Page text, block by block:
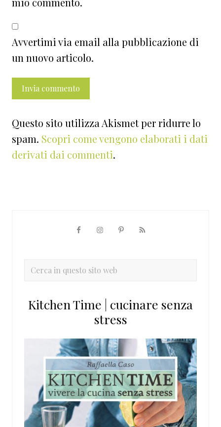
Avvertimi via email alla pubblicazione di
un nuovo articolo.
Questo sito utilizza Akismet per ridurre lo
spam. Scopri come vengono elaborati i dati
derivati dai commenti.
primaria
Cerca
sito
Kitchen Time | cucinare senza
stress